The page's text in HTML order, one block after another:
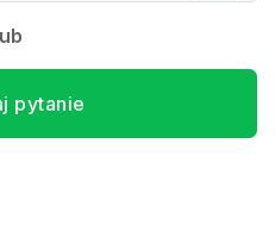
pytanie